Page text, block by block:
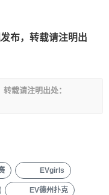
布，转载请注明出
载请注明出处：
EVgirls
EV德州扑克